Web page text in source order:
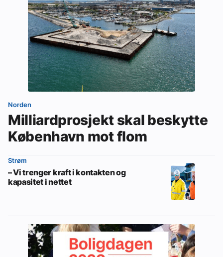
Norden
Milliardprosjekt skal beskytte
København mot flom
Strøm
– Vi trenger kraft i kontakten og
kapasitet i nettet